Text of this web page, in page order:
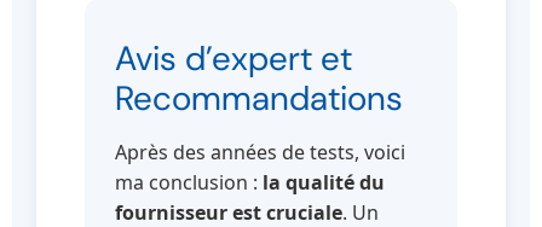
Avis d’expert et
Recommandations
Après des années de tests, voici
ma conclusion : la qualité du
fournisseur est cruciale. Un